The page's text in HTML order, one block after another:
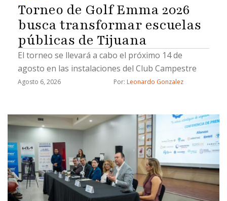
Torneo de Golf Emma 2026
busca transformar escuelas
públicas de Tijuana
El torneo se llevará a cabo el próximo 14 de
agosto en las instalaciones del Club Campestre
Agosto 6, 2026 Por: Leonardo Gonzalez